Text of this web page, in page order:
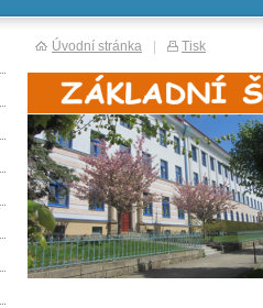
Úvodní stránka | Tisk